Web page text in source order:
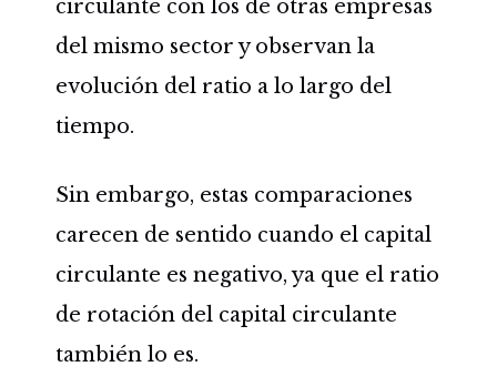
circulante con los de otras empresas
del mismo sector y observan la
evolución del ratio a lo largo del
tiempo.
Sin embargo, estas comparaciones
carecen de sentido cuando el capital
circulante es negativo, ya que el ratio
de rotación del capital circulante
también lo es.